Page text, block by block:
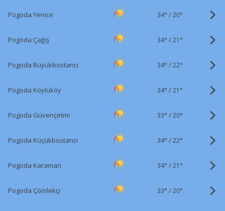
Pogoda Yenice 34° /20°
Pogoda Çağış 34° /21°
Pogoda Büyükbostancı 34° /22°
Pogoda Köylüköy 34° /21°
Pogoda Güvençetmi 33° /20°
Pogoda Küçükbostancı 34° /22°
Pogoda Karaman 34° /21°
Pogoda Çömlekçi 33° /20°